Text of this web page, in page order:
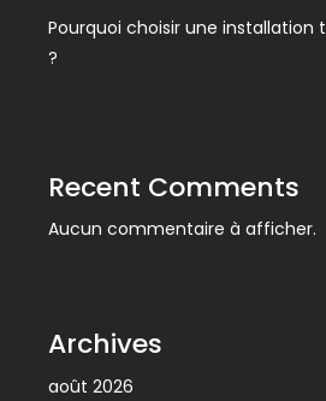
Pourquoi choisir une installation
?
Recent Comments
Aucun commentaire à afficher.
Archives
août 2026